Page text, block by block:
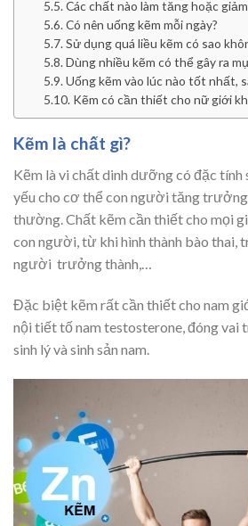
Các chất nào làm tăng hoặc
Có nên uống kẽm mỗi ngày?
Sử dụng quá liều kẽm có sao
Dùng nhiều kẽm có thể gây ra
Uống kẽm vào lúc nào tốt nhất,
Kẽm có cần thiết cho nữ giới
Kẽm là chất gì?
Kẽm là vi chất dinh dưỡng có đặc tính
yếu cho cơ thể con người tăng
thường. Chất kẽm cần thiết cho mọi
con người, từ khi hình thành bào thai,
người trưởng thành,…
Đặc biệt kẽm rất cần thiết cho nam
nội tiết tố nam testosterone, đóng vai
sinh lý và sinh sản nam.